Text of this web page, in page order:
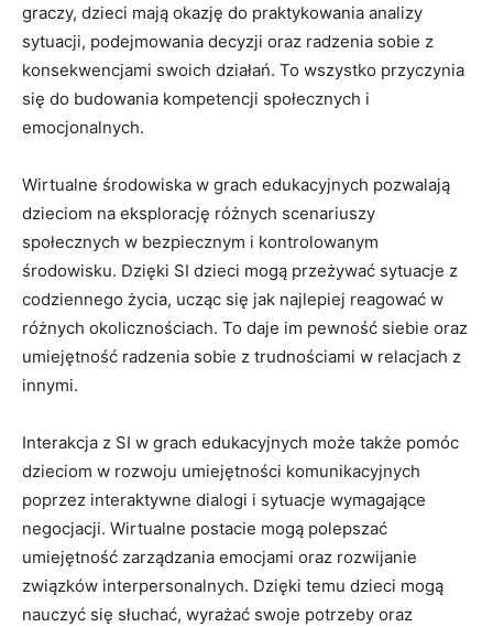
graczy,‍ dzieci⁣ mają okazję do praktykowania analizy
sytuacji, podejmowania decyzji oraz radzenia sobie⁤ z⁣
konsekwencjami swoich działań. To wszystko przyczynia
się do⁤ budowania kompetencji społecznych i
emocjonalnych.
Wirtualne środowiska w grach edukacyjnych pozwalają
⁢dzieciom na eksplorację⁢ różnych scenariuszy⁢
społecznych w bezpiecznym‍ i kontrolowanym
środowisku. Dzięki SI ‌dzieci mogą​ przeżywać sytuacje z⁣
codziennego życia, ucząc się jak najlepiej​ reagować w
różnych okolicznościach. To daje⁢ im pewność ​siebie oraz
umiejętność radzenia sobie z ‍trudnościami w relacjach z⁢
innymi.
Interakcja z SI w grach⁤ edukacyjnych może także​ pomóc‌
dzieciom w rozwoju umiejętności komunikacyjnych
poprzez ​interaktywne dialogi​ i sytuacje ⁢wymagające‌
negocjacji.⁢ Wirtualne‌ postacie mogą polepszać
‍umiejętność zarządzania emocjami oraz rozwijanie
związków interpersonalnych. Dzięki temu dzieci mogą
nauczyć się‍ słuchać, wyrażać swoje potrzeby oraz